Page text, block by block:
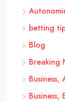
betting
Blog
Breaking
Business,